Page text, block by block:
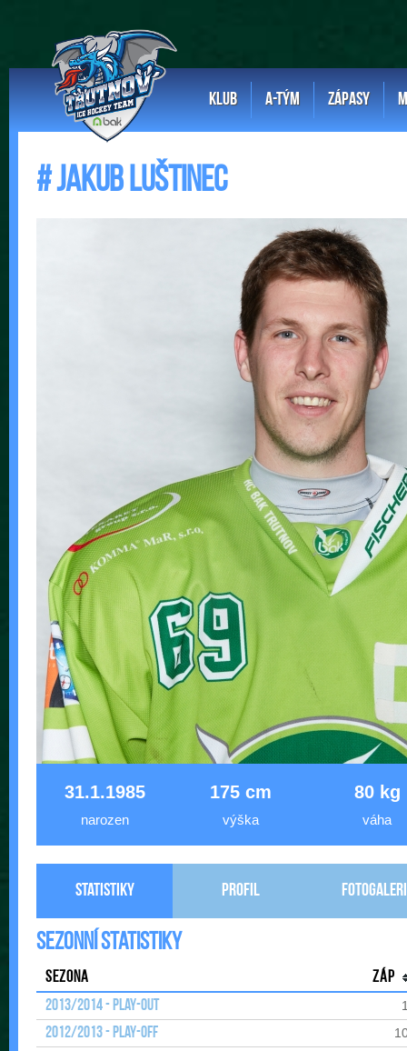
KLUB A-TÝM ZÁPASY
# Jakub Luštinec
31.1.1985
narozen
175 cm
výška
80 kg
váha
Statistiky Profil
Sezonní statistiky
Sezona
Záp
2013/2014 - Play-out
2012/2013 - Play-off